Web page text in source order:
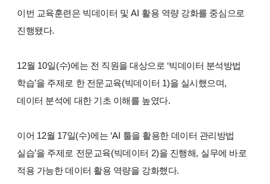
이번 교육훈련은 빅데이터 및 AI 활용 역량 강화를 중심으로
진행됐다.
12월 10일(수)에는 전 직원을 대상으로 ‘빅데이터 분석방법
학습’을 주제로 한 전문교육(빅데이터 1)을 실시했으며,
데이터 분석에 대한 기초 이해를 높였다.
이어 12월 17일(수)에는 ‘AI 툴을 활용한 데이터 관리방법
실습’을 주제로 전문교육(빅데이터 2)을 진행해, 실무에 바로
적용 가능한 데이터 활용 역량을 강화했다.